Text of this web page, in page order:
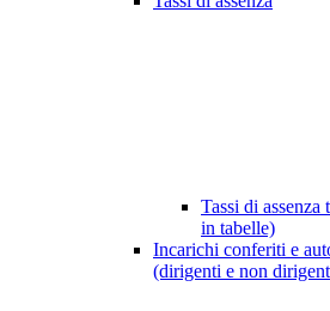
Tassi di
in tabelle)
Incarichi conferiti e
(dirigenti e non